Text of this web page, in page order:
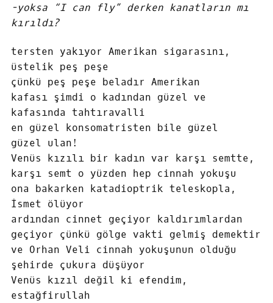
-yoksa “I can fly” derken kanatların mı
kırıldı?
tersten yakıyor Amerikan sigarasını,
üstelik peş peşe
çünkü peş peşe beladır Amerikan
kafası şimdi o kadından güzel ve
kafasında tahtıravalli
en güzel konsomatristen bile güzel
güzel ulan!
Venüs kızılı bir kadın var karşı semtte,
karşı semt o yüzden hep cinnah yokuşu
ona bakarken katadioptrik teleskopla,
İsmet ölüyor
ardından cinnet geçiyor kaldırımlardan
geçiyor çünkü gölge vakti gelmiş demektir
ve Orhan Veli cinnah yokuşunun olduğu
şehirde çukura düşüyor
Venüs kızıl değil ki efendim,
estağfirullah